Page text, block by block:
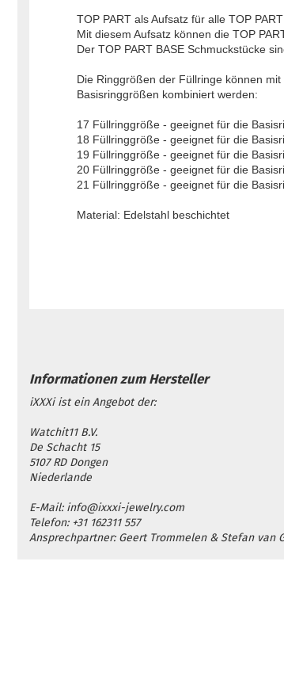
TOP PART ​als Aufsatz für alle TOP
Mit diesem Aufsatz können die TOP
Der TOP PART BASE Schmuckstücke
Die Ringgrößen der Füllringe können mit
Basisringgrößen kombiniert werden:
17 Füllringgröße - geeignet für die
18 Füllringgröße - geeignet für die
19 Füllringgröße - geeignet für die
20 Füllringgröße - geeignet für die
21 Füllringgröße - geeignet für die
Material: Edelstahl beschichtet
iXXXi ist ein Angebot der:
Watchit11 B.V.
De Schacht 15
5107 RD Dongen
Niederlande
E-Mail: info@ixxxi-jewelry.com
Telefon: +31 162311 557
Ansprechpartner: Geert Trommelen & Stefan van